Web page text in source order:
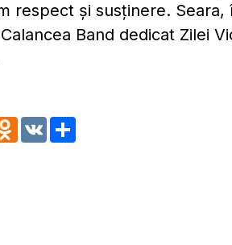
respect și susținere.
Band dedicat Zilei
Odnoklassniki
VK